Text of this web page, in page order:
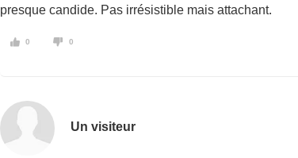
presque candide. Pas irrésistible mais attachant.
0 0
Un visiteur